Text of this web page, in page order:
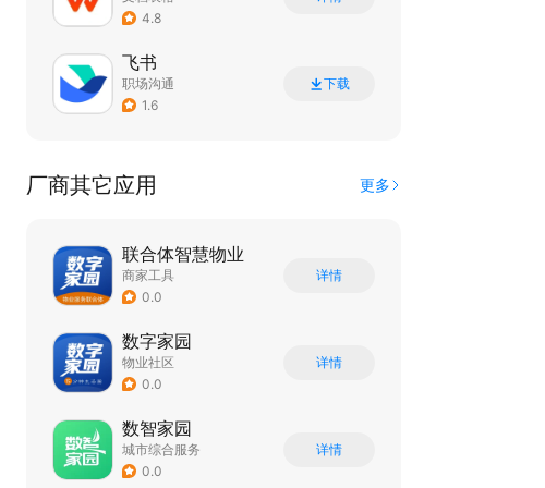
4.8
飞书
职场沟通
1.6
下载
厂商其它应用 更多
联合体智慧物业
商家工具
0.0
详情
数字家园
物业社区
0.0
详情
数智家园
城市综合服务
0.0
详情